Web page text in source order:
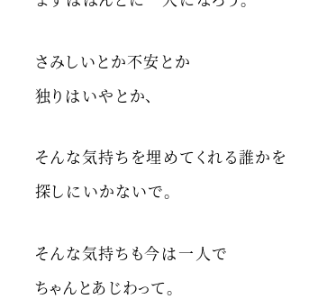
さみしいとか不安とか
独りはいやとか、
そんな気持ちを埋めてくれる誰かを
探しにいかないで。
そんな気持ちも今は一人で
ちゃんとあじわって。